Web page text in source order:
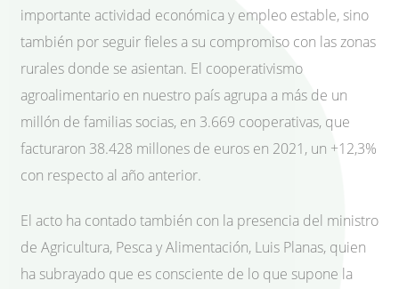
importante actividad económica y empleo estable, sino
también por seguir fieles a su compromiso con las zonas
rurales donde se asientan. El cooperativismo
agroalimentario en nuestro país agrupa a más de un
millón de familias socias, en 3.669 cooperativas, que
facturaron 38.428 millones de euros en 2021, un +12,3%
con respecto al año anterior.
El acto ha contado también con la presencia del ministro
de Agricultura, Pesca y Alimentación, Luis Planas, quien
ha subrayado que es consciente de lo que supone la